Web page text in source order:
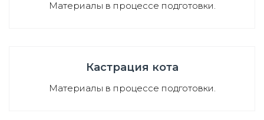
Материалы в процессе подготовки.
Кастрация кота
Материалы в процессе подготовки.